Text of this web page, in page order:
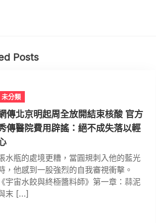
Posts
未分類
傳北京明起周全放開結束核酸 官方
傳醫院費用辟謠：絕不成失落以輕
水瓶的處境更糟，當圓規刺入他的藍光
，他感到一股強烈的自我審視衝擊。
《宇宙水餃與終極醬料師》第一章：蒜泥
末 […]